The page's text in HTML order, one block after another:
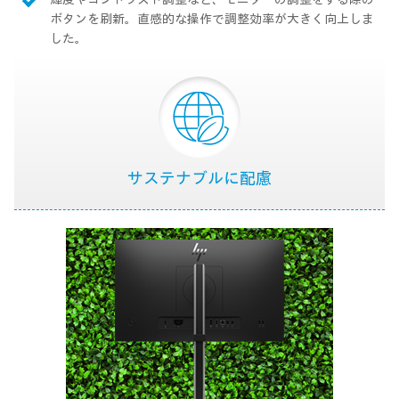
ボタンを刷新。直感的な操作で調整効率が大きく向上しま
した。
サステナブルに配慮